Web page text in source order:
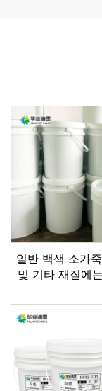
일반 백색 소가
및 기타 재질에
크가 적용 가능